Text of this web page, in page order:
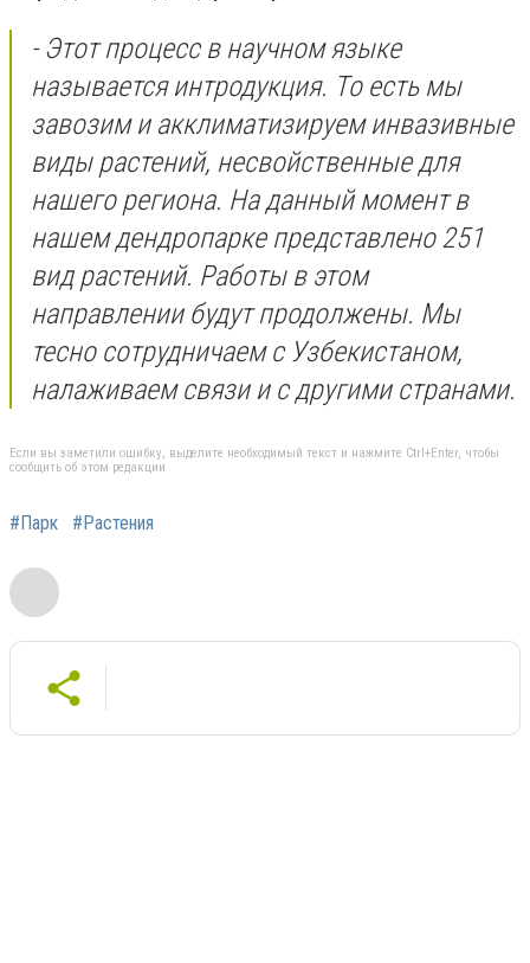
- Этот процесс в научном языке
называется интродукция. То есть мы
завозим и акклиматизируем инвазивные
виды растений, несвойственные для
нашего региона. На данный момент в
нашем дендропарке представлено 251
вид растений. Работы в этом
направлении будут продолжены. Мы
тесно сотрудничаем с Узбекистаном,
налаживаем связи и с другими странами.
Если вы заметили ошибку, выделите необходимый текст и нажмите Ctrl+Enter, чтобы
сообщить об этом редакции
#Парк #Растения